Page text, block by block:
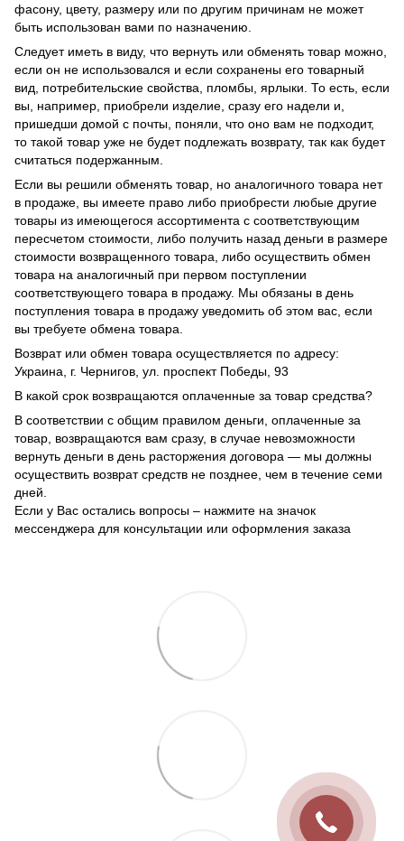
фасону, цвету, размеру или по другим причинам не может
быть использован вами по назначению.
Следует иметь в виду, что вернуть или обменять товар можно,
если он не использовался и если сохранены его товарный
вид, потребительские свойства, пломбы, ярлыки. То есть, если
вы, например, приобрели изделие, сразу его надели и,
пришедши домой с почты, поняли, что оно вам не подходит,
то такой товар уже не будет подлежать возврату, так как будет
считаться подержанным.
Если вы решили обменять товар, но аналогичного товара нет
в продаже, вы имеете право либо приобрести любые другие
товары из имеющегося ассортимента с соответствующим
пересчетом стоимости, либо получить назад деньги в размере
стоимости возвращенного товара, либо осуществить обмен
товара на аналогичный при первом поступлении
соответствующего товара в продажу. Мы обязаны в день
поступления товара в продажу уведомить об этом вас, если
вы требуете обмена товара.
Возврат или обмен товара осуществляется по адресу:
Украина, г. Чернигов, ул. проспект Победы, 93
В какой срок возвращаются оплаченные за товар средства?
В соответствии с общим правилом деньги, оплаченные за
товар, возвращаются вам сразу, в случае невозможности
вернуть деньги в день расторжения договора — мы должны
осуществить возврат средств не позднее, чем в течение семи
дней.
Если у Вас остались вопросы – нажмите на значок
мессенджера для консультации или оформления заказа